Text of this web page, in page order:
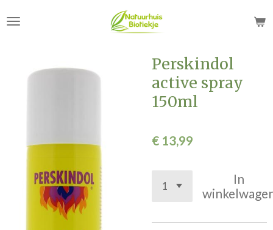
direct
hoofdinhoud
Perskindol
active spray
150ml
€ 13,99
In